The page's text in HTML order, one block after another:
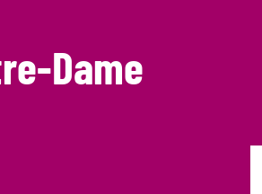
Dame